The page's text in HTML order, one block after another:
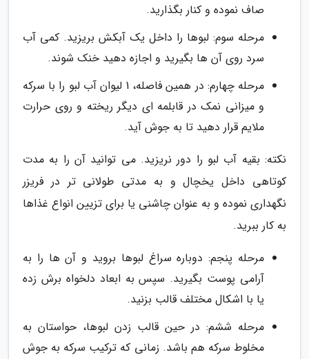
صاف نموده و کنار بگذارید.
مرحله سوم: لبوها را داخل یک آبکش بریزید. کمی آب
سرد روی آن ها بگیرید و اجازه دهید خنک شوند.
مرحله چهارم: در همین فاصله، 1 لیوان آب لبو را با سرکه
و میزانی نمک در قابلمه ای دیگر ریخته و روی حرارت
ملایم قرار دهید تا به جوش آید.
نکته: بقیه آب لبو را دور نریزید. می توانید آن را به مدت
کوتاهی داخل یخچال و به مدتی طولانی تر در فریزر
نگهداری نموده و به عنوان چاشنی یا برای تزیین انواع غذاها
به کار ببرید.
مرحله پنجم: دوباره سراغ لبوها بروید و آن ها را به
آرامی پوست بگیرید. سپس به ابعاد دلخواه برش زده
یا با اشکال مختلف قالب بزنید.
مرحله ششم: در حین قالب زدن لبوها، حواستان به
مخلوط سرکه هم باشد. زمانی که ترکیب سرکه به جوش